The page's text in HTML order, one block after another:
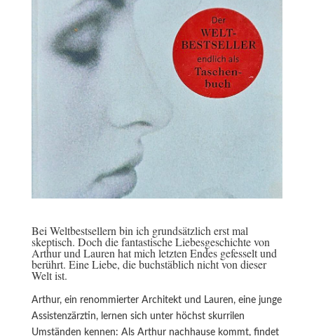
Bei Weltbestsellern bin ich grundsätzlich erst mal
skeptisch. Doch die fantastische Liebesgeschichte von
Arthur und Lauren hat mich letzten Endes gefesselt und
berührt. Eine Liebe, die buchstäblich nicht von dieser
Welt ist.
Arthur, ein renommierter Architekt und Lauren, eine junge
Assistenzärztin, lernen sich unter höchst skurrilen
Umständen kennen: Als Arthur nachhause kommt, findet